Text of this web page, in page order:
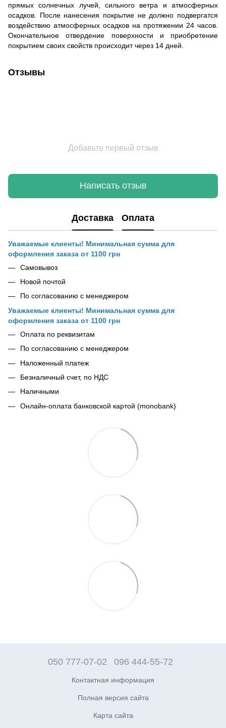
прямых солнечных лучей, сильного ветра и атмосферных
осадков. После нанесения покрытие не должно подвергатся
воздействию атмосферных осадков на протяжении 24 часов.
Окончательное отвердение поверхности и приобретение
покрытием своих свойств происходит через 14 дней.
Отзывы
Добавьте первый отзыв
Написать отзыв
Доставка Оплата
Уважаемые клиенты! Минимальная сумма для
оформления заказа от 1100 грн
Самовывоз
Новой почтой
По согласованию с менеджером
Уважаемые клиенты! Минимальная сумма для
оформления заказа от 1100 грн
Оплата по реквизитам
По согласованию с менеджером
Наложенный платеж
Безналичный счет, по НДС
Наличными
Онлайн-оплата банковской картой (monobank)
050 777-07-02 096 444-55-72
Контактная информация
Полная версия сайта
Карта сайта